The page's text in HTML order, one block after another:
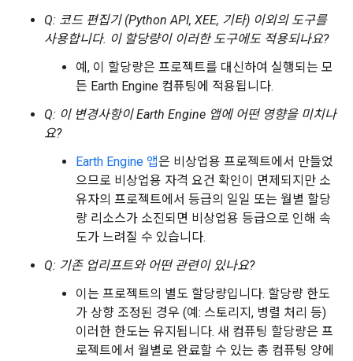
Q: 코드 편집기 (Python API, XEE, 기타) 이외의 도구를
사용합니다. 이 할당량이 이러한 도구에도 적용되나요?
예, 이 할당량은 프로젝트를 대신하여 실행되는 모
든 Earth Engine 컴퓨팅에 적용됩니다.
Q: 이 변경사항이 Earth Engine 앱에 어떤 영향을 미치나
요?
Earth Engine 앱은 비상업용 프로젝트에서 만들었
으므로 비상업용 자격 요건 확인이 면제되지만 소
유자의 프로젝트에서 등급의 일일 또는 월별 할당
량 리소스가 소진되면 비상업용 등급으로 인해 속
도가 느려질 수 있습니다.
Q: 기존 업리프트와 어떤 관련이 있나요?
이는 프로젝트의 별도 할당량입니다. 할당량 한도
가 상향 조정된 경우 (예: 스토리지, 병렬 처리 등)
이러한 한도는 유지됩니다. 새 컴퓨팅 할당량은 프
로젝트에서 월별로 완료할 수 있는 총 컴퓨팅 양에